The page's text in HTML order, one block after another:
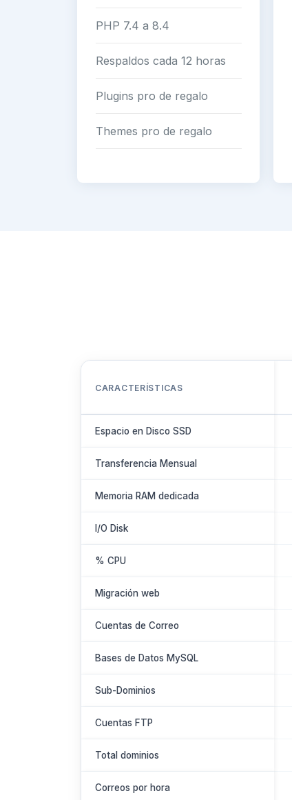
PHP 7.4 a 8.4
Respaldos cada 12 horas
Plugins pro de regalo
Themes pro de regalo
CARACTERÍSTICAS
Espacio en Disco SSD
Transferencia Mensual
Memoria RAM dedicada
I/O Disk
% CPU
Migración web
Cuentas de Correo
Bases de Datos MySQL
Sub-Dominios
Cuentas FTP
Total dominios
Correos por hora